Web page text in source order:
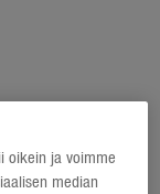
oikein ja voimme
median